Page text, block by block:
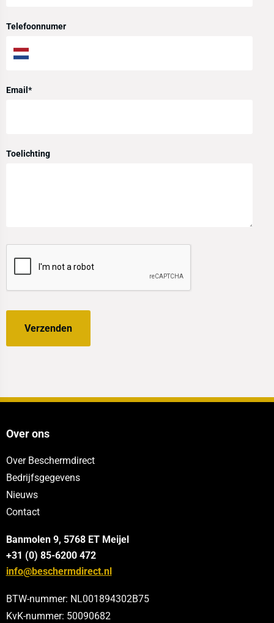
Telefoonnumer
Email *
Toelichting
Verzenden
Over ons
Over Beschermdirect
Bedrijfsgegevens
Nieuws
Contact
Banmolen 9, 5768 ET Meijel
+31 (0) 85-6200 472
info@beschermdirect.nl
BTW-nummer: NL001894302B75
KvK-nummer: 50090682